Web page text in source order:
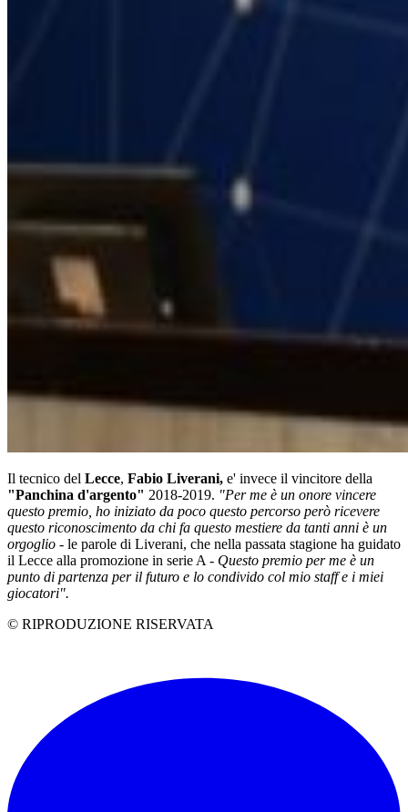
Il tecnico del Lecce, Fabio Liverani, e' invece il vincitore della
"Panchina d'argento" 2018-2019. "Per me è un onore vincere
questo premio, ho iniziato da poco questo percorso però ricevere
questo riconoscimento da chi fa questo mestiere da tanti anni è un
orgoglio - le parole di Liverani, che nella passata stagione ha guidato
il Lecce alla promozione in serie A - Questo premio per me è un
punto di partenza per il futuro e lo condivido col mio staff e i miei
giocatori".
© RIPRODUZIONE RISERVATA